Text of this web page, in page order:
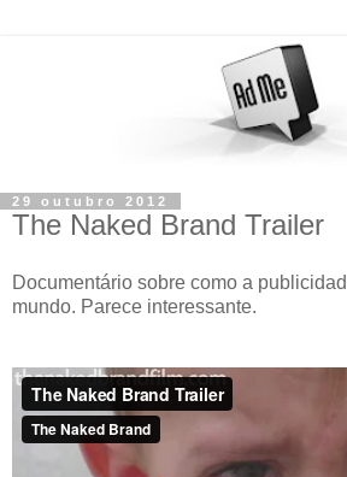
29 outubro 2012
The Naked Brand Trailer
Documentário sobre como a
mundo. Parece interessante.